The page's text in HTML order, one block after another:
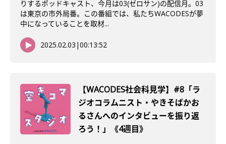
りするポッドキャスト、今月は03(ゼロサン)の配信月。03
は東京の市外局番。この番組では、私たちWACODESが夢
中になっていることを取材...
2025.02.03 |00:13:52
【WACODES社会科見学】#8「ラ
ジオコラムニスト・やきそばかお
るさんへのインタビューを振り返
ろう！」《4週目》